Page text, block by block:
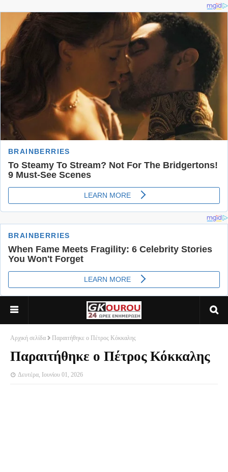
Αρχική σελίδα Παραιτήθηκε ο Πέτρος Κόκκαλης
Παραιτήθηκε ο Πέτρος Κόκκαλης
Δευτέρα, Ιουνίου 01, 2026